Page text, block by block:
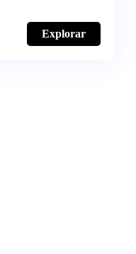
Explorar